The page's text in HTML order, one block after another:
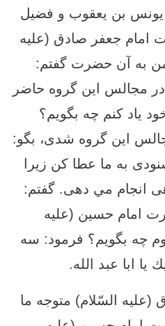
بن يعقوب و فضيل
امام جعفر صادق (علیه
به آن حضرت گفتم:
مجالس اين گروه حاضر
ياد كنم چه بگويم؟
اين گروه شدى، بگو:
به ما عطا كن زيرا
انجام مي دهى. گفتم:
امام حسین (علیه
چه بگويم؟ فرمود: سه
يا ابا عبد الله.
السّلام) متوجه ما